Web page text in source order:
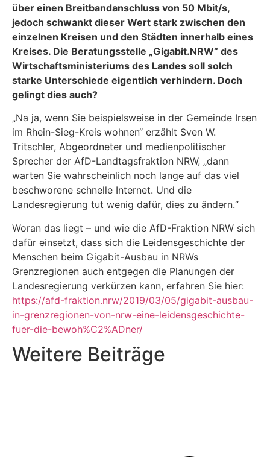
über einen Breitbandanschluss von 50 Mbit/s,
jedoch schwankt dieser Wert stark zwischen den
einzelnen Kreisen und den Städten innerhalb eines
Kreises. Die Beratungsstelle „Gigabit.NRW“ des
Wirtschaftsministeriums des Landes soll solch
starke Unterschiede eigentlich verhindern. Doch
gelingt dies auch?
„Na ja, wenn Sie beispielsweise in der Gemeinde Irsen
im Rhein-Sieg-Kreis wohnen“ erzählt Sven W.
Tritschler, Abgeordneter und medienpolitischer
Sprecher der AfD-Landtagsfraktion NRW, „dann
warten Sie wahrscheinlich noch lange auf das viel
beschworene schnelle Internet. Und die
Landesregierung tut wenig dafür, dies zu ändern.“
Woran das liegt – und wie die AfD-Fraktion NRW sich
dafür einsetzt, dass sich die Leidensgeschichte der
Menschen beim Gigabit-Ausbau in NRWs
Grenzregionen auch entgegen die Planungen der
Landesregierung verkürzen kann, erfahren Sie hier:
https://afd-fraktion.nrw/2019/03/05/gigabit-ausbau-
in-grenzregionen-von-nrw-eine-leidensgeschichte-
fuer-die-bewoh%C2%ADner/
Weitere Beiträge